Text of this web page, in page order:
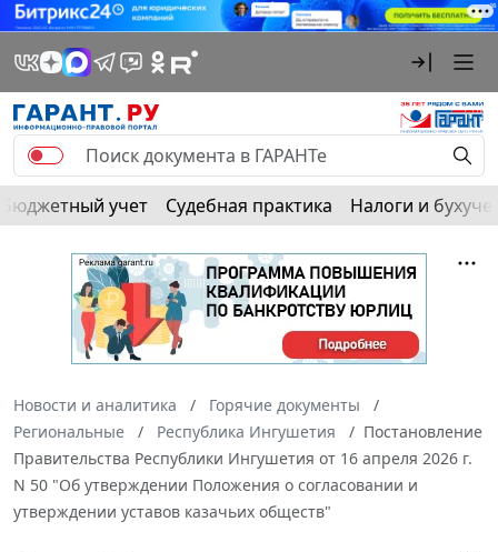
Бюджетный учет Судебная практика Налоги и
Новости и аналитика
Горячие документы
Региональные
Республика Ингушетия
Постановление
Правительства Республики Ингушетия от 16 апреля 2026 г.
N 50 "Об утверждении Положения о согласовании и
утверждении уставов казачьих обществ"